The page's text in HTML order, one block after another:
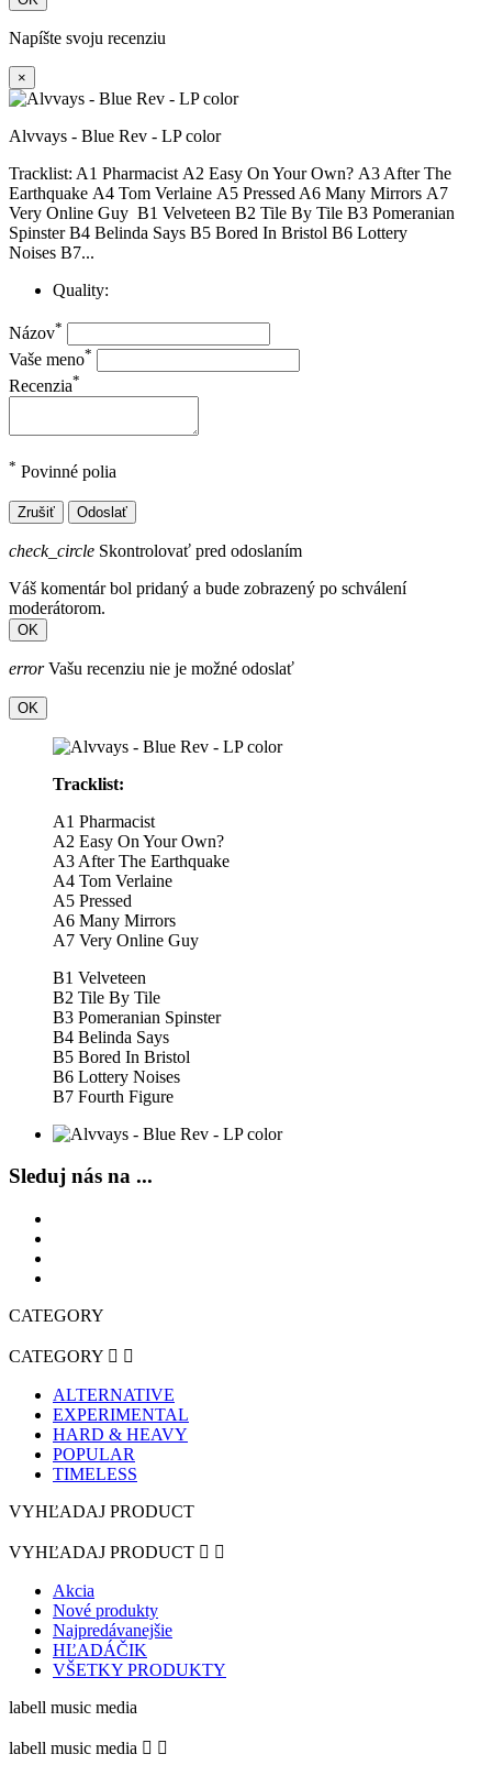
Napíšte svoju recenziu
×
Alvvays - Blue Rev - LP color
Tracklist: A1 Pharmacist A2 Easy On Your Own? A3 After The
Earthquake A4 Tom Verlaine A5 Pressed A6 Many Mirrors A7
Very Online Guy B1 Velveteen B2 Tile By Tile B3 Pomeranian
Spinster B4 Belinda Says B5 Bored In Bristol B6 Lottery
Noises B7...
Quality:
Názov*
Vaše meno*
Recenzia*
* Povinné polia
Zrušiť Odoslať
check_circle Skontrolovať pred odoslaním
Váš komentár bol pridaný a bude zobrazený po schválení
moderátorom.
OK
errorVašu recenziu nie je možné odoslať
OK
Tracklist:
A1 Pharmacist
A2 Easy On Your Own?
A3 After The Earthquake
A4 Tom Verlaine
A5 Pressed
A6 Many Mirrors
A7 Very Online Guy
B1 Velveteen
B2 Tile By Tile
B3 Pomeranian Spinster
B4 Belinda Says
B5 Bored In Bristol
B6 Lottery Noises
B7 Fourth Figure
Sleduj nás na ...
CATEGORY
CATEGORY  
ALTERNATIVE
EXPERIMENTAL
HARD & HEAVY
POPULAR
TIMELESS
VYHĽADAJ PRODUCT
VYHĽADAJ PRODUCT  
Akcia
Nové produkty
Najpredávanejšie
HĽADÁČIK
VŠETKY PRODUKTY
labell music media
labell music media  